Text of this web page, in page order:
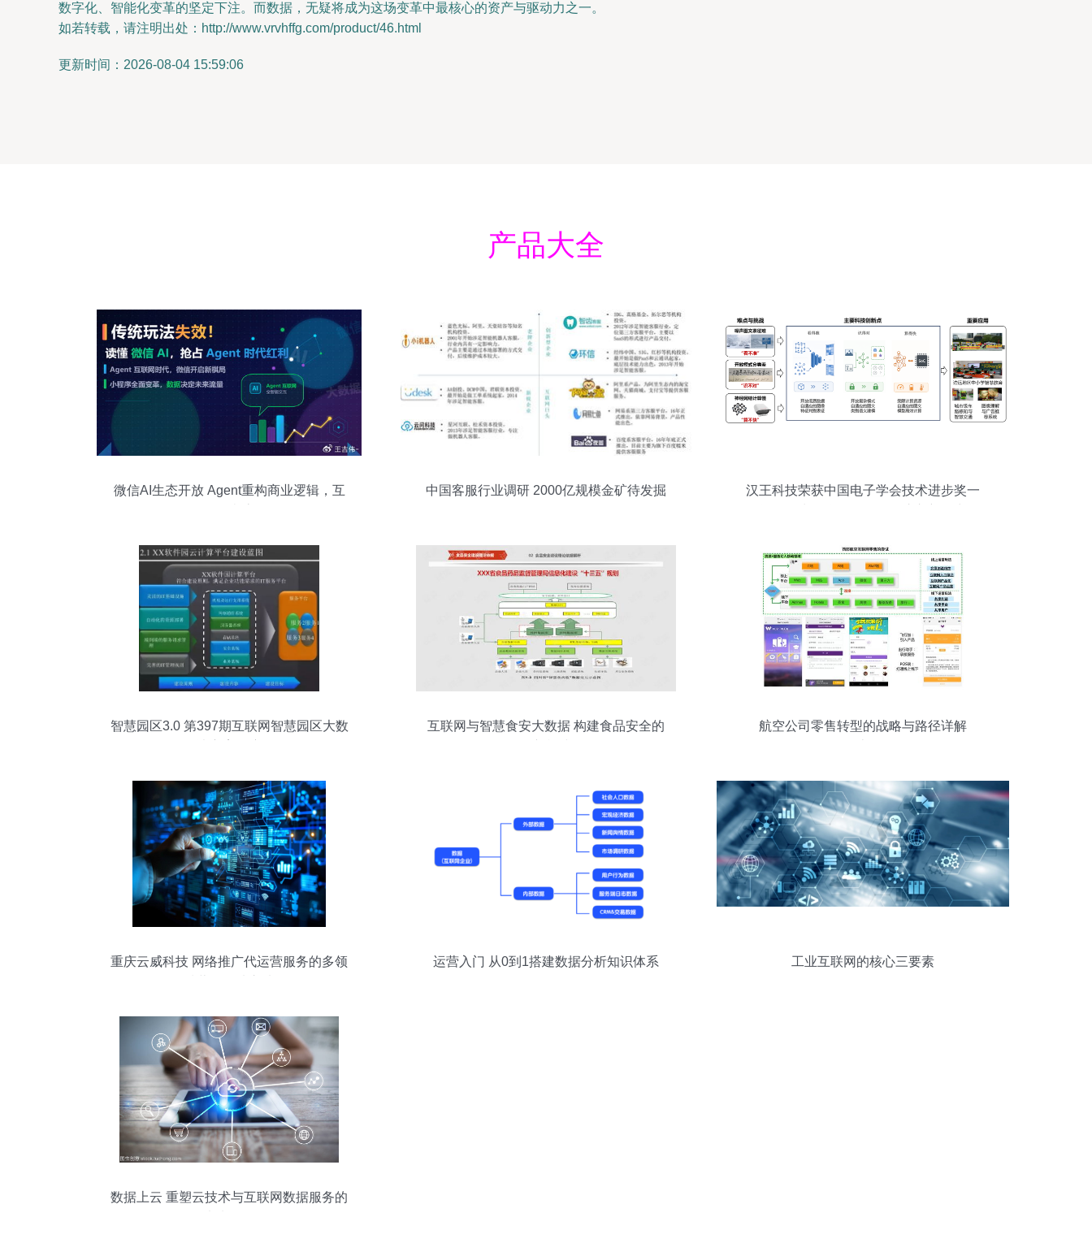
数字化、智能化变革的坚定下注。而数据，无疑将成为这场变革中最核心的资产与驱动力之一。
如若转载，请注明出处：http://www.vrvhffg.com/product/46.html
更新时间：2026-08-04 15:59:06
产品大全
微信AI生态开放 Agent重构商业逻辑，互
中国客服行业调研 2000亿规模金矿待发掘
汉王科技荣获中国电子学会技术进步奖一
智慧园区3.0 第397期互联网智慧园区大数
互联网与智慧食安大数据 构建食品安全的
航空公司零售转型的战略与路径详解
重庆云威科技 网络推广代运营服务的多领
运营入门 从0到1搭建数据分析知识体系 工业互联网的核心三要素
数据上云 重塑云技术与互联网数据服务的